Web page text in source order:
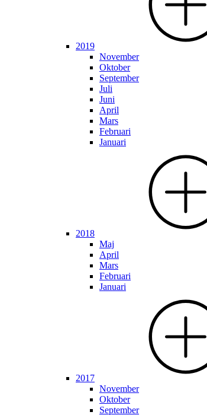
2019
November
Oktober
September
Juli
Juni
April
Mars
Februari
Januari
2018
Maj
April
Mars
Februari
Januari
2017
November
Oktober
September